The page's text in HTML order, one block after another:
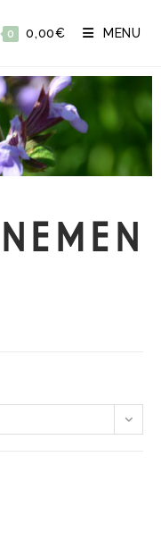
0 0,00€ MENU